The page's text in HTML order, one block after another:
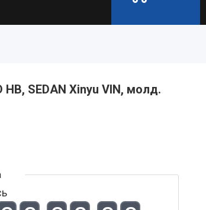
SEDAN Xinyu VIN, молд.